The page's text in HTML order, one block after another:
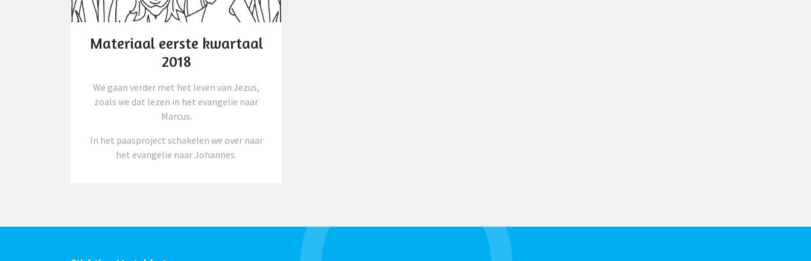
Materiaal eerste kwartaal
2018
We gaan verder met het leven van Jezus,
zoals we dat lezen in het evangelie naar
Marcus.
In het paasproject schakelen we over naar
het evangelie naar Johannes.